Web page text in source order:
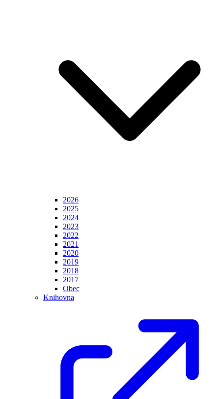
2026
2025
2024
2023
2022
2021
2020
2019
2018
2017
Obec
Knihovna